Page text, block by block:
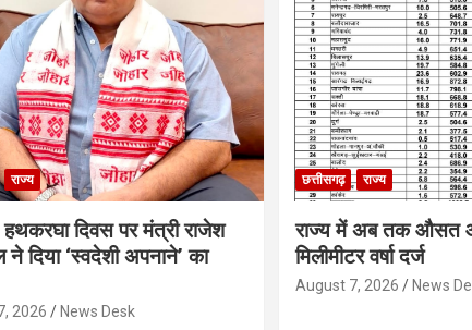
राज्य
हथकरघा दिवस पर मंत्री राजेश
ने दिया ‘स्वदेशी अपनाने’ का
2026 News Desk
छत्तीसगढ़ राज्य
राज्य में अब तक औसत
मिलीमीटर वर्षा दर्ज
August 7, 2026 News